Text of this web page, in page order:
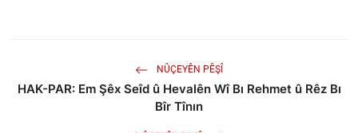
NÛÇEYÊN PÊŞÎ
HAK-PAR: Em Şêx Seîd û Hevalên Wî Bı Rehmet û Rêz Bı
Bîr Tînın